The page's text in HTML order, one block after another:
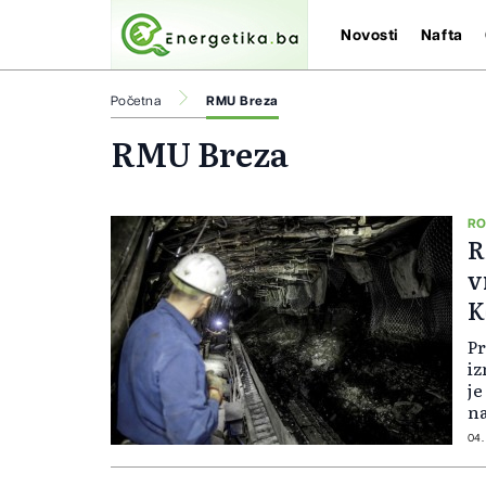
Novosti Nafta
Početna RMU Breza
RMU Breza
04.